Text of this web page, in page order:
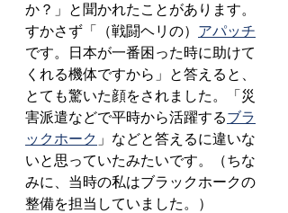
か？」と聞かれたことがあります。
すかさず「（戦闘ヘリの） アパッチ
です。日本が一番困った時に助けて
くれる機体ですから」と答えると、
とても驚いた顔をされました。「災
害派遣などで平時から活躍するブラ
ックホーク 」などと答えるに違いな
いと思っていたみたいです。（ちな
みに、当時の私はブラックホークの
整備を担当していました。）